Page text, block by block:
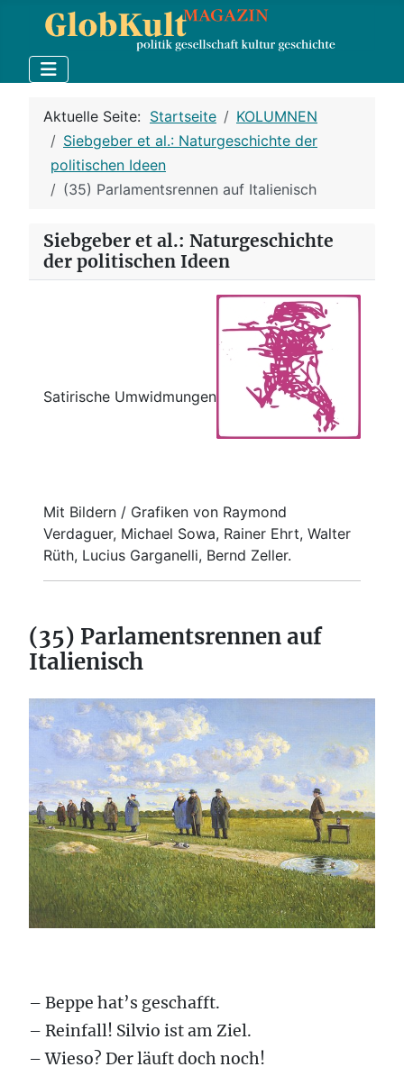
Aktuelle Seite: Startseite
KOLUMNEN
Siebgeber et al.: Naturgeschichte der
politischen Ideen
(35) Parlamentsrennen auf Italienisch
Siebgeber et al.: Naturgeschichte
der politischen Ideen
Satirische Umwidmungen
Mit Bildern / Grafiken von Raymond
Verdaguer, Michael Sowa, Rainer Ehrt, Walter
Rüth, Lucius Garganelli, Bernd Zeller.
(35) Parlamentsrennen auf
Italienisch
– Beppe hat’s geschafft.
– Reinfall! Silvio ist am Ziel.
– Wieso? Der läuft doch noch!